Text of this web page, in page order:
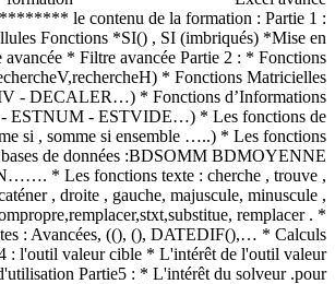
le contenu de la formation : Partie 1 :
Fonctions *SI() , SI (imbriqués) *Mise en
* Filtre avancée Partie 2 : * Fonctions
* Fonctions Matricielles
- DECALER…) * Fonctions d’Informations
ESTNUM - ESTVIDE…) * Les fonctions de
si , somme si ensemble …..) * Les fonctions
bases de données :BDSOMM BDMOYENNE
* Les fonctions texte : cherche , trouve ,
, droite , gauche, majuscule, minuscule ,
remplacer . *
: Avancées, ((), (), DATEDIF(),… * Calculs
: l'outil valeur cible * L'intérêt de l'outil valeur
Partie5 : * L'intérêt du solveur .pour